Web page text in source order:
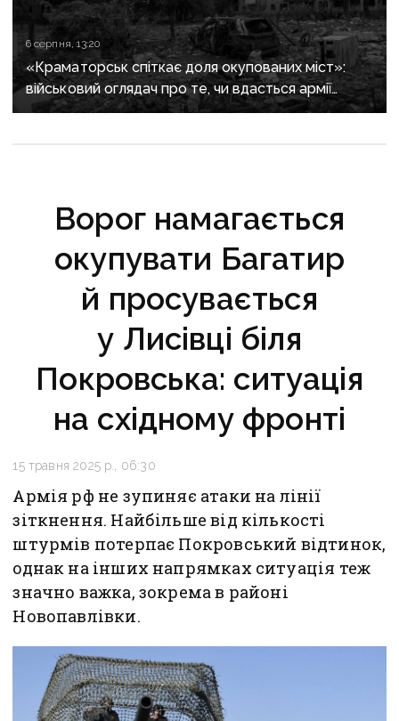
6 серпня, 13:20
«Краматорськ спіткає доля окупованих міст»:
військовий оглядач про те, чи вдасться армії
рф захопити останню агломерацію Донеччини до
Ворог намагається
окупувати Багатир
й просувається
у Лисівці біля
Покровська: ситуація
на східному фронті
15 травня 2025 р., 06:30
Армія рф не зупиняє атаки на лінії
зіткнення. Найбільше від кількості
штурмів потерпає Покровський відтинок,
однак на інших напрямках ситуація теж
значно важка, зокрема в районі
Новопавлівки.